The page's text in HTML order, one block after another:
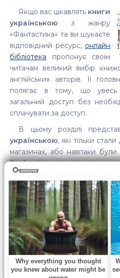
Якщо вас цікавлять книги
українською з жанру
«Фантастика» та ви шукаєте
відповідний ресурс, онлайн
бібліотека пропонує своїм
читачам великий вибір
англійських авторів. Її
полягає в тому, що
загальний доступ без
сплачувати за доступ.
В цьому розділі
українською, які тільки
магазинах, або навпаки
Знайти їх можна, вказавши
через відповідний рейтинг.
книжки про фантастику також
категорій: « Сучасна проза »